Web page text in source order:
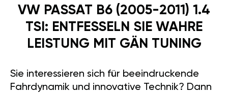
VW PASSAT B6 (2005-2011) 1.4
TSI: ENTFESSELN SIE WAHRE
LEISTUNG MIT GÄN TUNING
Sie interessieren sich für beeindruckende
Fahrdynamik und innovative Technik? Dann